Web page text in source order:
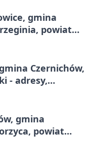
gmina
powiat
Czernichów,
- adresy,
gmina
powiat